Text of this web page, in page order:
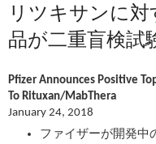
リツキサンに
品が二重盲検試
Pfizer Announces Positive
To Rituxan/MabThera
January 24, 2018
ファイザーが開発中